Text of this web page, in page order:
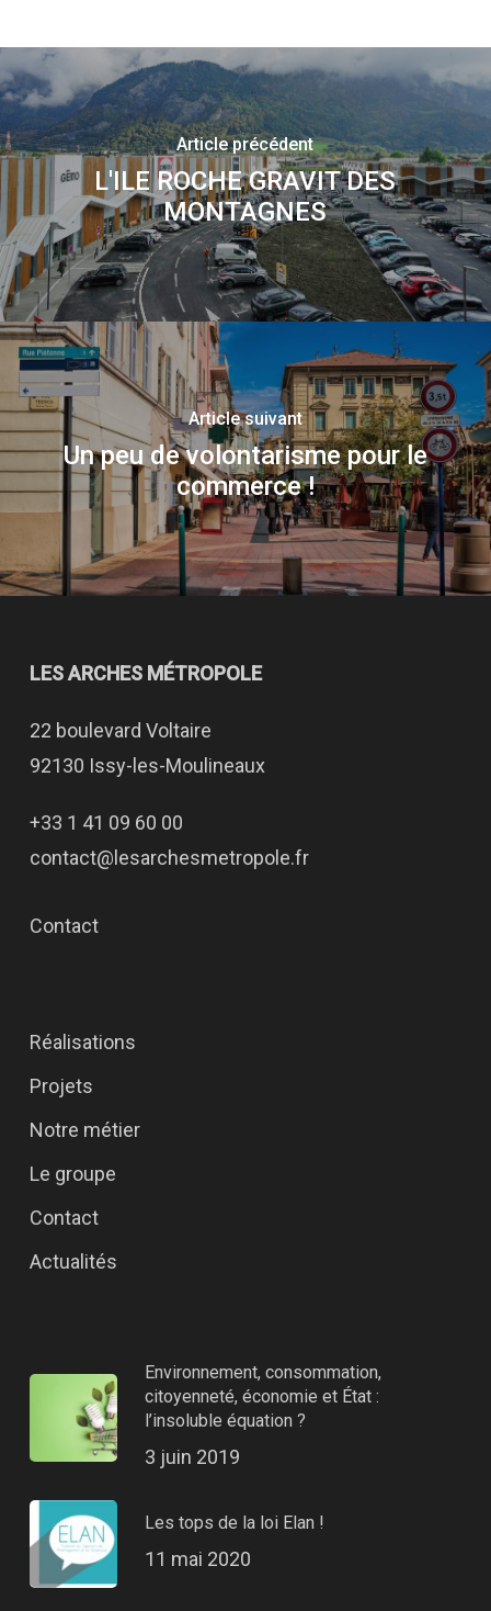
Article précédent
L'ILE ROCHE GRAVIT DES
MONTAGNES
Article suivant
Un peu de volontarisme pour le
commerce !
LES ARCHES MÉTROPOLE
22 boulevard Voltaire
92130 Issy-les-Moulineaux
+33 1 41 09 60 00
contact@lesarchesmetropole.fr
Contact
Réalisations
Projets
Notre métier
Le groupe
Contact
Actualités
Environnement, consommation,
citoyenneté, économie et État :
l’insoluble équation ?
3 juin 2019
Les tops de la loi Elan !
11 mai 2020